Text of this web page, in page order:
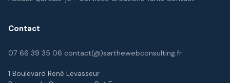
Contact
07 66 39 35 06 contact(@)sarthewebconsulting.fr
1 Boulevard René Levasseur